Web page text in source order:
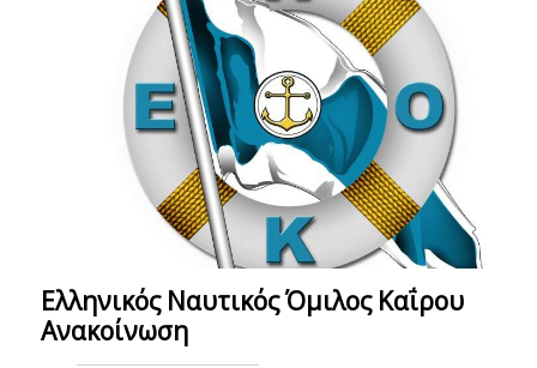
Ελληνικός Ναυτικός Όμιλος Καΐρου
Ανακοίνωση